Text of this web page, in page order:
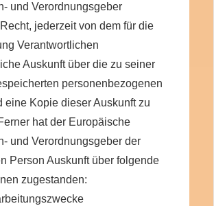
und Verordnungsgeber
jederzeit von dem für die
Verantwortlichen
Auskunft über die zu seiner
personenbezogenen
eine Kopie dieser Auskunft zu
hat der Europäische
und Verordnungsgeber der
Person Auskunft über folgende
zugestanden: